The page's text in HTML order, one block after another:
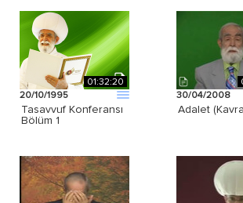
01:32:20
20/10/1995
Tasavvuf Konferansı
Bölüm 1
30/04/2008
Adalet